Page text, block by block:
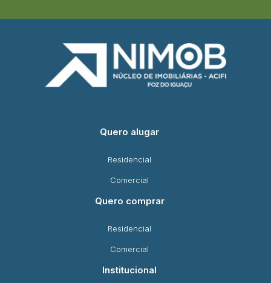
Quero alugar
Residencial
Comercial
Quero comprar
Residencial
Comercial
Institucional